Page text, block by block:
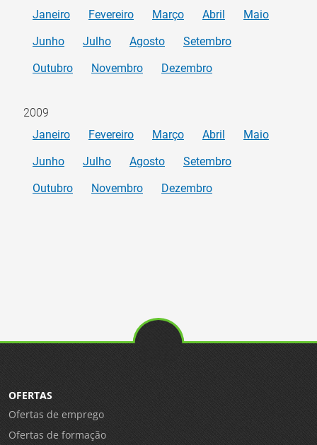
Janeiro
Fevereiro Março Abril
Maio
Junho
Julho Agosto
Setembro
Outubro
Novembro Dezembro
2009
Janeiro
Fevereiro Março Abril
Maio
Junho
Julho Agosto
Setembro
Outubro
Novembro Dezembro
OFERTAS
Ofertas de emprego
Ofertas de formação